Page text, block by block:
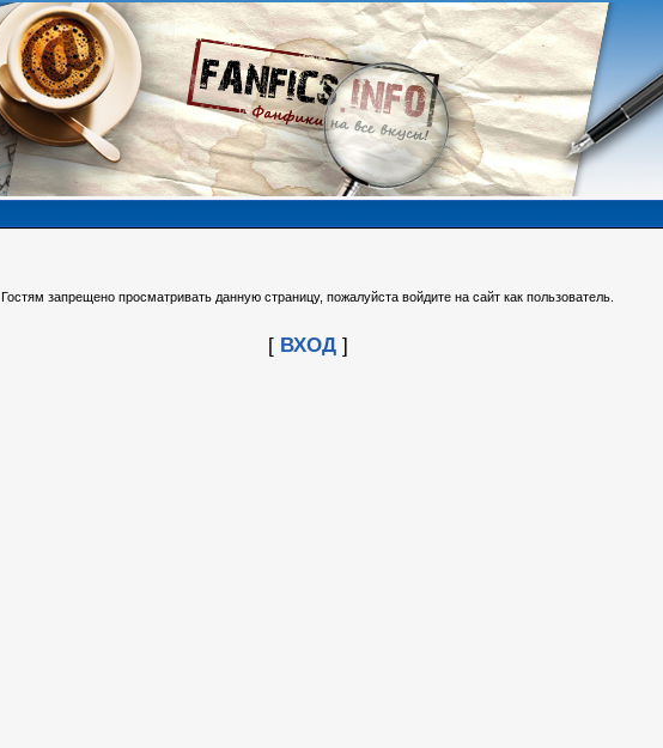
Гостям запрещено просматривать данную страницу, пожалуйста войдите на сайт как пользователь.
[ ВХОД]